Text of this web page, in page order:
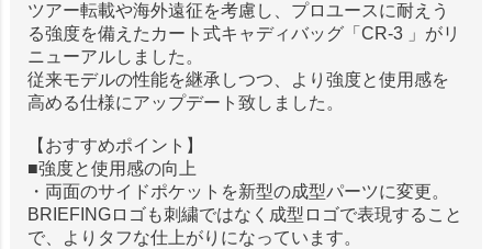
ツアー転載や海外遠征を考慮し、プロユースに耐えう
る強度を備えたカート式キャディバッグ「CR-3 」がリ
ニューアルしました。
従来モデルの性能を継承しつつ、より強度と使用感を
高める仕様にアップデート致しました。
【おすすめポイント】
■強度と使用感の向上
・両面のサイドポケットを新型の成型パーツに変更。
BRIEFINGロゴも刺繍ではなく成型ロゴで表現すること
で、よりタフな仕上がりになっています。